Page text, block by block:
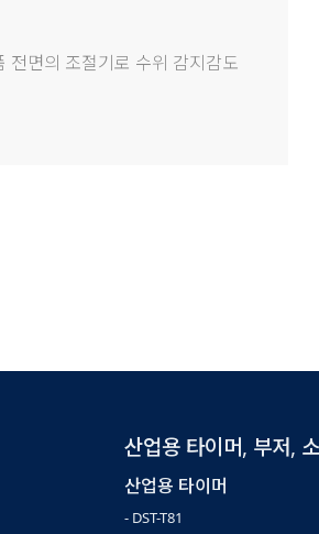
전면의 조절기로 수위 감지감도
산업용 타이머, 부저,
산업용 타이머
- DST-T81